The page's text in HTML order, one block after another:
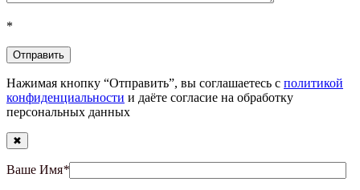
*
Нажимая кнопку “Отправить”, вы соглашаетесь с политикой
конфиденциальности и даёте согласие на обработку
персональных данных
✖
Ваше Имя*